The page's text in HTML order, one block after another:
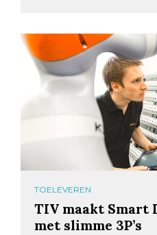
TOELEVEREN
TIV maakt Smart
met slimme 3P’s